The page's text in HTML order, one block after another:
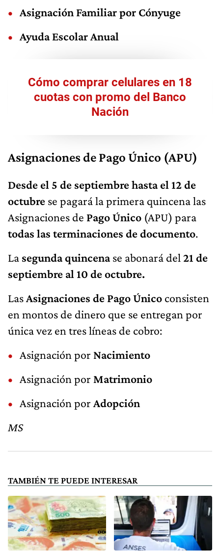
Asignación Familiar por Cónyuge
Ayuda Escolar Anual
Cómo comprar celulares en 18
cuotas con promo del Banco
Nación
Asignaciones de Pago Único (APU)
Desde el 5 de septiembre hasta el 12 de
octubre se pagará la primera quincena las
Asignaciones de Pago Único (APU) para
todas las terminaciones de documento.
La segunda quincenase abonará del 21 de
septiembre al 10 de octubre.
LasAsignaciones de Pago Único consisten
en montos de dinero que se entregan por
única vez en tres líneas de cobro:
Asignación por Nacimiento
Asignación por Matrimonio
Asignación por Adopción
MS
TAMBIÉN TE PUEDE INTERESAR